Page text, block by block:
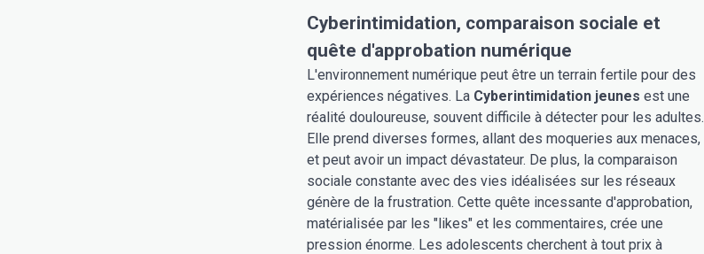
Cyberintimidation, comparaison sociale et
quête d'approbation numérique
L'environnement numérique peut être un terrain fertile pour des
expériences négatives. La Cyberintimidation jeunes est une
réalité douloureuse, souvent difficile à détecter pour les adultes.
Elle prend diverses formes, allant des moqueries aux menaces,
et peut avoir un impact dévastateur. De plus, la comparaison
sociale constante avec des vies idéalisées sur les réseaux
génère de la frustration. Cette quête incessante d'approbation,
matérialisée par les "likes" et les commentaires, crée une
pression énorme. Les adolescents cherchent à tout prix à